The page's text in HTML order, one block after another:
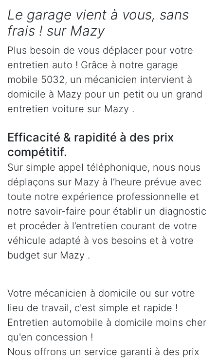
Le garage vient à vous, sans
frais ! sur Mazy
Plus besoin de vous déplacer pour votre
entretien auto ! Grâce à notre garage
mobile 5032, un mécanicien intervient à
domicile à Mazy pour un petit ou un grand
entretien voiture sur Mazy .
Efficacité & rapidité à des prix
compétitif.
Sur simple appel téléphonique, nous nous
déplaçons sur Mazy à l’heure prévue avec
toute notre expérience professionnelle et
notre savoir-faire pour établir un diagnostic
et procéder à l’entretien courant de votre
véhicule adapté à vos besoins et à votre
budget sur Mazy .
Votre mécanicien à domicile ou sur votre
lieu de travail, c'est simple et rapide !
Entretien automobile à domicile moins cher
qu'en concession !
Nous offrons un service garanti à des prix